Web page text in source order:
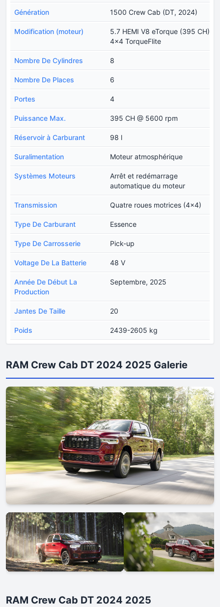
Génération 1500 Crew Cab (DT, 2024)
Modification (moteur)
5.7 HEMI V8 eTorque (395 CH)
4x4 TorqueFlite
Nombre De Cylindres 8
Nombre De Places 6
Portes 4
Puissance Max. 395 CH @ 5600 rpm
Réservoir à Carburant 98 l
Suralimentation Moteur atmosphérique
Systèmes Moteurs
Arrêt et redémarrage
automatique du moteur
Transmission Quatre roues motrices (4x4)
Type De Carburant Essence
Type De Carrosserie Pick-up
Voltage De La Batterie 48 V
Année De Début La
Production
Septembre, 2025
Jantes De Taille 20
Poids 2439-2605 kg
RAM Crew Cab DT 2024 2025 Galerie
RAM Crew Cab DT 2024 2025